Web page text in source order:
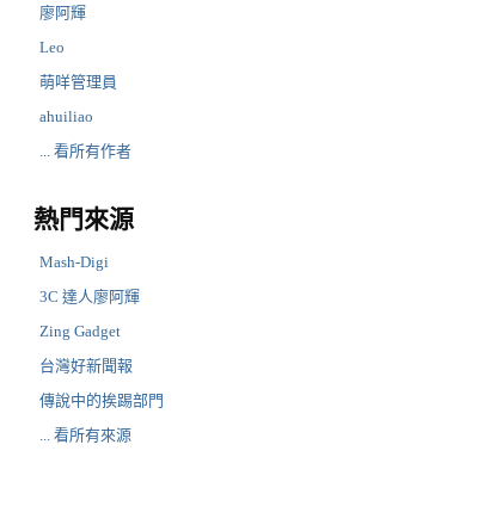
廖阿輝
Leo
萌咩管理員
ahuiliao
... 看所有作者
熱門來源
Mash-Digi
3C 達人廖阿輝
Zing Gadget
台灣好新聞報
傳說中的挨踢部門
... 看所有來源